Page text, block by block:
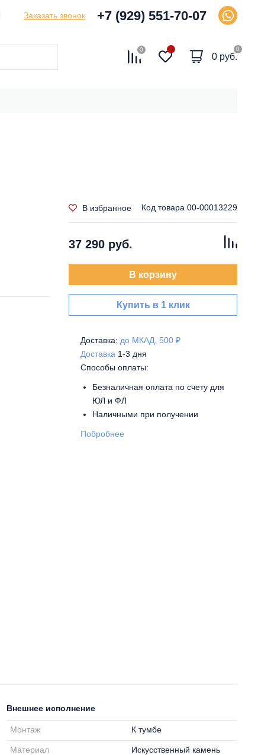
Заказать звонок +7 (929) 551-70-07
0 0
0 руб.
В избранное Код товара 00-00013229
37 290 руб.
В корзину
Купить в 1 клик
Доставка: до МКАД, 500 ₽
Доставка 1-3 дня
Способы оплаты:
Безналичная оплата по счету для
ЮЛ и ФЛ
Наличными при получении
Побробнее
Внешнее исполнение
Монтаж К тумбе
Материал Искусственный камень